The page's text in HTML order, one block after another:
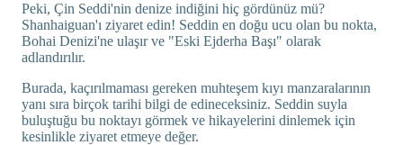
Peki, Çin Seddi'nin denize indiğini hiç gördünüz mü?
Shanhaiguan'ı ziyaret edin! Seddin en doğu ucu olan bu nokta,
Bohai Denizi'ne ulaşır ve "Eski Ejderha Başı" olarak
adlandırılır.
Burada, kaçırılmaması gereken muhteşem kıyı manzaralarının
yanı sıra birçok tarihi bilgi de edineceksiniz. Seddin suyla
buluştuğu bu noktayı görmek ve hikayelerini dinlemek için
kesinlikle ziyaret etmeye değer.